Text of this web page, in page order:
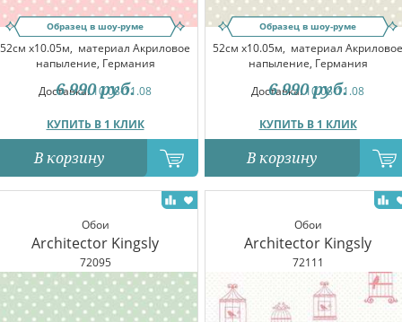
Образец в шоу-руме
52см x10.05м, материал Акриловое
напыление, Германия
Доставка:10.08-11.08
КУПИТЬ В 1 КЛИК
6 990 руб.
В корзину
Образец в шоу-руме
52см x10.05м, материал Акриловое
напыление, Германия
Доставка:10.08-11.08
КУПИТЬ В 1 КЛИК
6 990 руб.
В корзину
Обои
Architector Kingsly
72095
Обои
Architector Kingsly
72111